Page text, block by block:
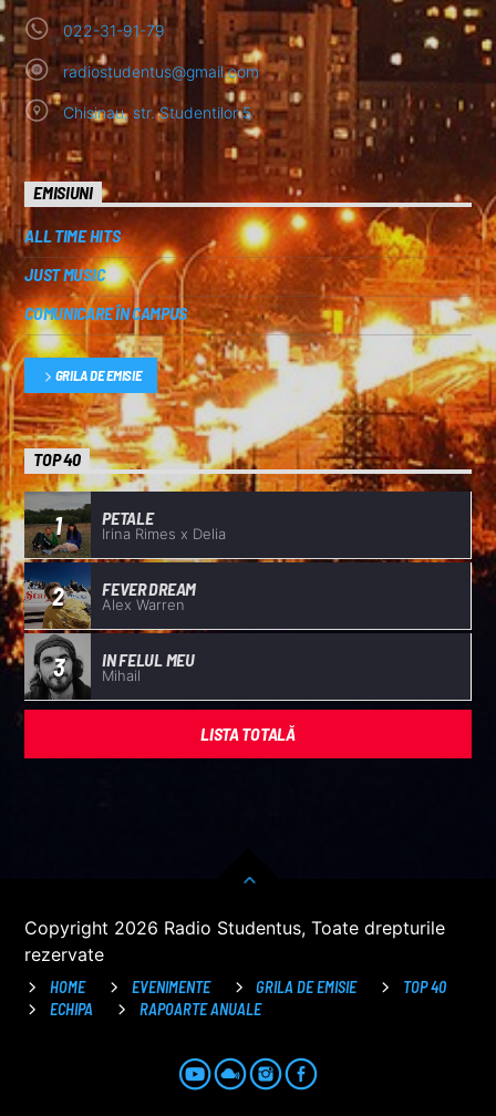
022-31-91-79
radiostudentus@gmail.com
Chisinau, str. Studentilor 5
EMISIUNI
ALL TIME HITS
JUST MUSIC
COMUNICARE ÎN CAMPUS
GRILA DE EMISIE
TOP 40
1 PETALE
Irina Rimes x Delia
2 FEVER DREAM
Alex Warren
3 IN FELUL MEU
Mihail
LISTA TOTALĂ
Copyright 2026 Radio Studentus, Toate drepturile
rezervate
HOME EVENIMENTE GRILA DE EMISIE
TOP 40
ECHIPA
RAPOARTE ANUALE